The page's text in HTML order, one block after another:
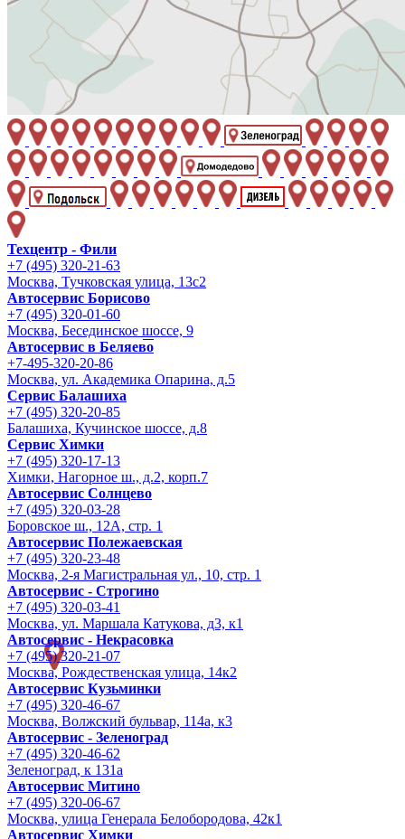
Техцентр - Фили
+7 (495) 320-21-63
Москва, Тучковская улица, 13с2
Автосервис Борисово
+7 (495) 320-01-60
Москва, Бесединское шоссе, 9
Автосервис в Беляево
+7-495-320-20-86
Москва, ул. Академика Опарина, д.5
Сервис Балашиха
+7 (495) 320-20-85
Балашиха, Кучинское шоссе, д.8
Сервис Химки
+7 (495) 320-17-13
Химки, Нагорное ш., д.2, корп.7
Автосервис Солнцево
+7 (495) 320-03-28
Боровское ш., 12А, стр. 1
Автосервис Полежаевская
+7 (495) 320-23-48
Москва, 2-я Магистральная ул., 10, стр. 1
Автосервис - Строгино
+7 (495) 320-03-41
Москва, ул. Маршала Катукова, д3, к1
Автосервис - Некрасовка
+7 (495) 320-21-07
Москва, Рождественская улица, 14к2
Автосервис Кузьминки
+7 (495) 320-46-67
Москва, Волжский бульвар, 114а, к3
Автосервис - Зеленоград
+7 (495) 320-46-62
Зеленоград, к 131а
Автосервис Митино
+7 (495) 320-06-67
Москва, улица Генерала Белобородова, 42к1
Автосервис Химки